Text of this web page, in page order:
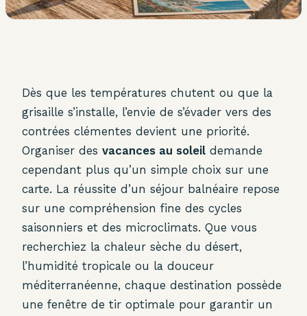
Dès que les températures chutent ou que la
grisaille s’installe, l’envie de s’évader vers des
contrées clémentes devient une priorité.
Organiser des vacances au soleil demande
cependant plus qu’un simple choix sur une
carte. La réussite d’un séjour balnéaire repose
sur une compréhension fine des cycles
saisonniers et des microclimats. Que vous
recherchiez la chaleur sèche du désert,
l’humidité tropicale ou la douceur
méditerranéenne, chaque destination possède
une fenêtre de tir optimale pour garantir un